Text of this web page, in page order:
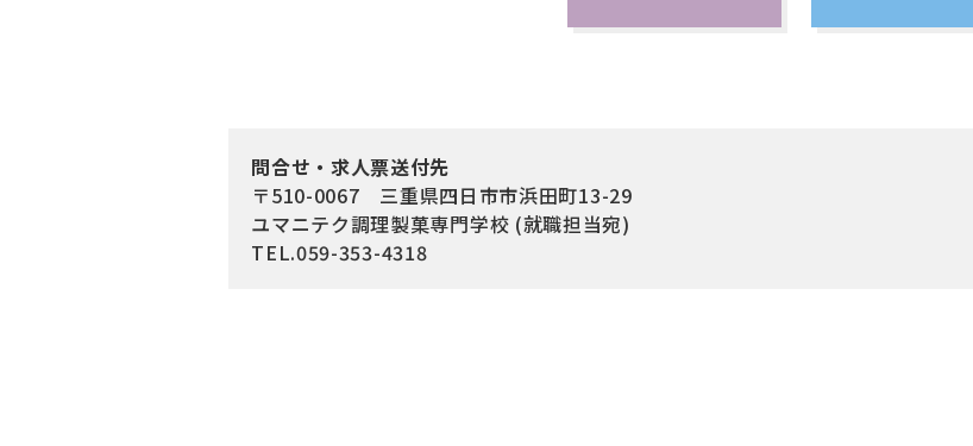
問合せ・求人票送付先
〒510-0067 三重県四日市市浜田町13-29
ユマニテク調理製菓専門学校 (就職担当宛)
TEL.059-353-4318